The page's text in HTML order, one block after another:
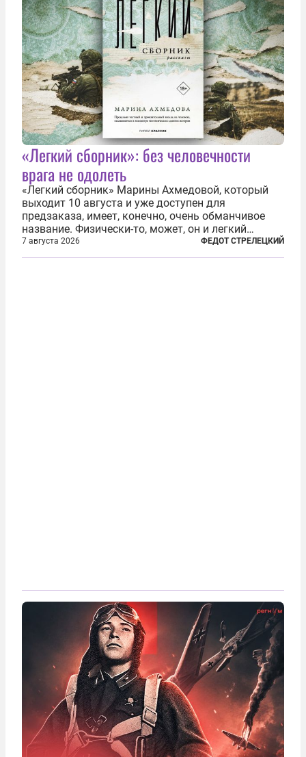
«Легкий сборник»: без человечности
врага не одолеть
«Легкий сборник» Марины Ахмедовой, который
выходит 10 августа и уже доступен для
предзаказа, имеет, конечно, очень обманчивое
название. Физически-то, может, он и легкий
относительно. Но метафизически —
безотносительно тяжелый. Десять рассказов,
7 августа 2026 ФЕДОТ СТРЕЛЕЦКИЙ